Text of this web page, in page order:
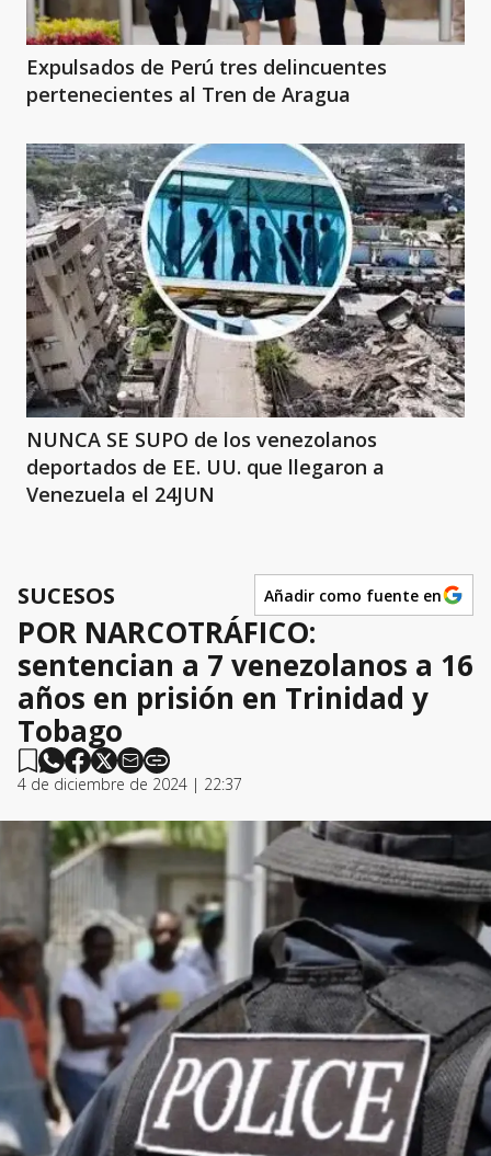
Expulsados de Perú tres delincuentes
pertenecientes al Tren de Aragua
NUNCA SE SUPO de los venezolanos
deportados de EE. UU. que llegaron a
Venezuela el 24JUN
SUCESOS Añadir como fuente en
POR NARCOTRÁFICO:
sentencian a 7 venezolanos a 16
años en prisión en Trinidad y
Tobago
4 de diciembre de 2024 | 22:37